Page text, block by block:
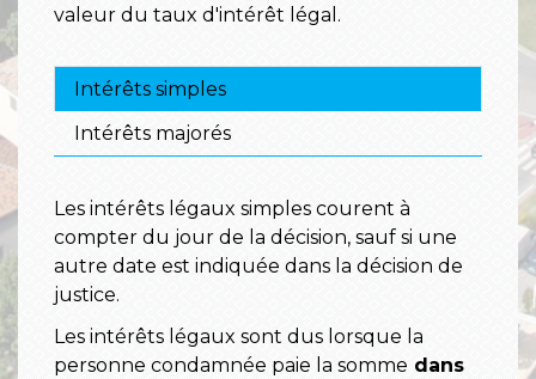
valeur du taux d'intérêt légal.
Intérêts simples
Intérêts majorés
Les intérêts légaux simples courent à
compter du jour de la décision, sauf si une
autre date est indiquée dans la décision de
justice.
Les intérêts légaux sont dus lorsque la
personne condamnée paie la somme dans